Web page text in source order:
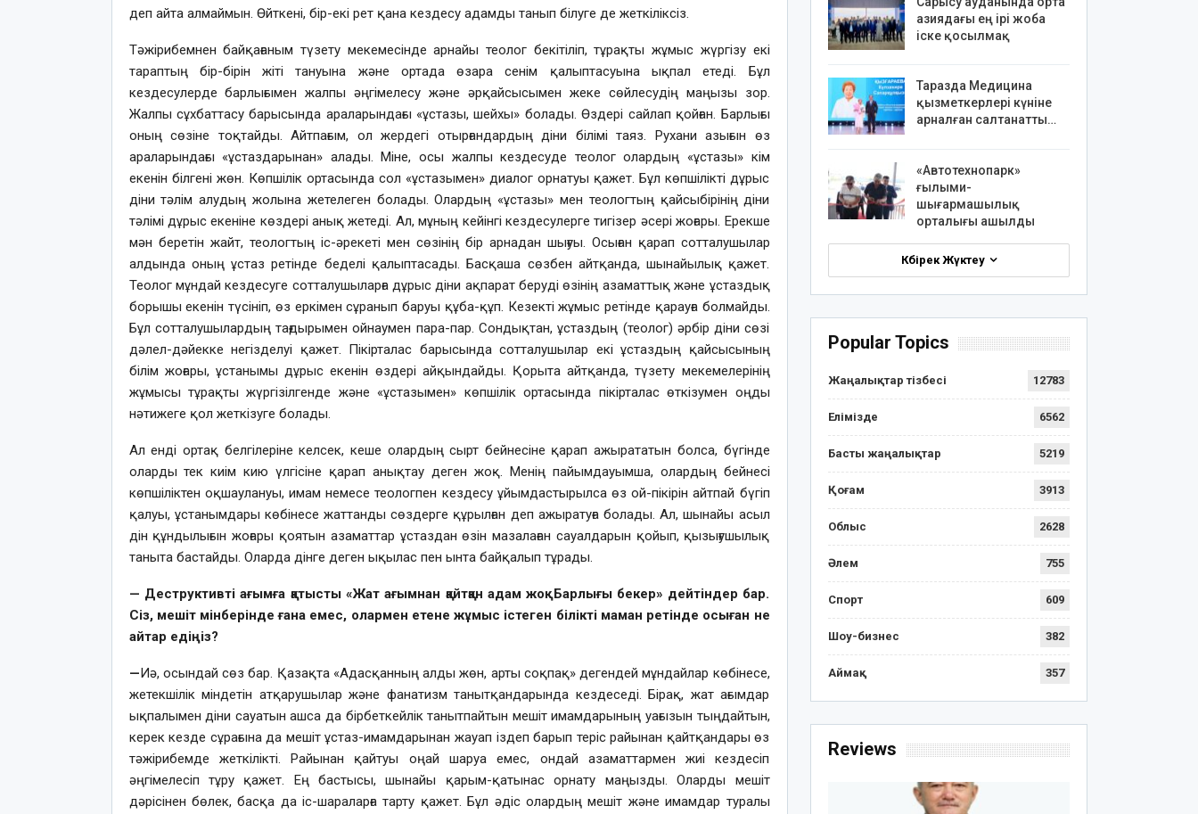
деп айта алмаймын. Өйткені, бір-екі рет қана кездесу адамды танып білуге де жеткіліксіз.
Тәжірибемнен байқағаным түзету мекемесінде арнайы теолог бекітіліп, тұрақты жұмыс жүргізу екі
тараптың бір-бірін жіті тануына және ортада өзара сенім қалыптасуына ықпал етеді. Бұл
кездесулерде барлығымен жалпы әңгімелесу және әрқайсысымен жеке сөйлесудің маңызы зор.
Жалпы сұхбаттасу барысында араларындағы «ұстазы, шейхы» болады. Өздері сайлап қойған. Барлығы
оның сөзіне тоқтайды. Айтпағым, ол жердегі отырғандардың діни білімі таяз. Рухани азығын өз
араларындағы «ұстаздарынан» алады. Міне, осы жалпы кездесуде теолог олардың «ұстазы» кім
екенін білгені жөн. Көпшілік ортасында сол «ұстазымен» диалог орнатуы қажет. Бұл көпшілікті дұрыс
діни тәлім алудың жолына жетелеген болады. Олардың «ұстазы» мен теологтың қайсыбірінің діни
тәлімі дұрыс екеніне көздері анық жетеді. Ал, мұның кейінгі кездесулерге тигізер әсері жоғары. Ерекше
мән беретін жайт, теологтың іс-әрекеті мен сөзінің бір арнадан шығуы. Осыған қарап сотталушылар
алдында оның ұстаз ретінде беделі қалыптасады. Басқаша сөзбен айтқанда, шынайылық қажет.
Теолог мұндай кездесуге сотталушыларға дұрыс діни ақпарат беруді өзінің азаматтық және ұстаздық
борышы екенін түсініп, өз еркімен сұранып баруы құба-құп. Кезекті жұмыс ретінде қарауға болмайды.
Бұл сотталушылардың тағдырымен ойнаумен пара-пар. Сондықтан, ұстаздың (теолог) әрбір діни сөзі
дәлел-дәйекке негізделуі қажет. Пікірталас барысында сотталушылар екі ұстаздың қайсысының
білім жоғары, ұстанымы дұрыс екенін өздері айқындайды. Қорыта айтқанда, түзету мекемелерінің
жұмысы тұрақты жүргізілгенде және «ұстазымен» көпшілік ортасында пікірталас өткізумен оңды
нәтижеге қол жеткізуге болады.
Ал енді ортақ белгілеріне келсек, кеше олардың сырт бейнесіне қарап ажырататын болса, бүгінде
оларды тек киім кию үлгісіне қарап анықтау деген жоқ. Менің пайымдауымша, олардың бейнесі
көпшіліктен оқшаулануы, имам немесе теологпен кездесу ұйымдастырылса өз ой-пікірін айтпай бүгіп
қалуы, ұстанымдары көбінесе жаттанды сөздерге құрылған деп ажыратуға болады. Ал, шынайы асыл
дін құндылығын жоғары қоятын азаматтар ұстаздан өзін мазалаған сауалдарын қойып, қызығушылық
таныта бастайды. Оларда дінге деген ықылас пен ынта байқалып тұрады.
— Деструктивті ағымға қатысты «Жат ағымнан қайтқан адам жоқ. Барлығы бекер» дейтіндер бар.
Сіз, мешіт мінберінде ғана емес, олармен етене жұмыс істеген білікті маман ретінде осыған не
айтар едіңіз?
—Иә, осындай сөз бар. Қазақта «Адасқанның алды жөн, арты соқпақ» дегендей мұндайлар көбінесе,
жетекшілік міндетін атқарушылар және фанатизм танытқандарында кездеседі. Бірақ, жат ағымдар
ықпалымен діни сауатын ашса да бірбеткейлік танытпайтын мешіт имамдарының уағызын тыңдайтын,
керек кезде сұрағына да мешіт ұстаз-имамдарынан жауап іздеп барып теріс райынан қайтқандары өз
тәжірибемде жеткілікті. Райынан қайтуы оңай шаруа емес, ондай азаматтармен жиі кездесіп
әңгімелесіп тұру қажет. Ең бастысы, шынайы қарым-қатынас орнату маңызды. Оларды мешіт
дәрісінен бөлек, басқа да іс-шараларға тарту қажет. Бұл әдіс олардың мешіт және имамдар туралы
азиядағы ең ірі жоба
іске қосылмақ
Таразда Медицина
қызметкерлері күніне
арналған салтанатты…
«Автотехнопарк»
ғылыми-
шығармашылық
орталығы ашылды
Көбірек Жүктеу
Popular Topics
Жаңалықтар тізбесі 12783
Елімізде 6562
Басты жаңалықтар 5219
Қоғам 3913
Облыс 2628
Әлем 755
Спорт 609
Шоу-бизнес 382
Аймақ 357
Reviews